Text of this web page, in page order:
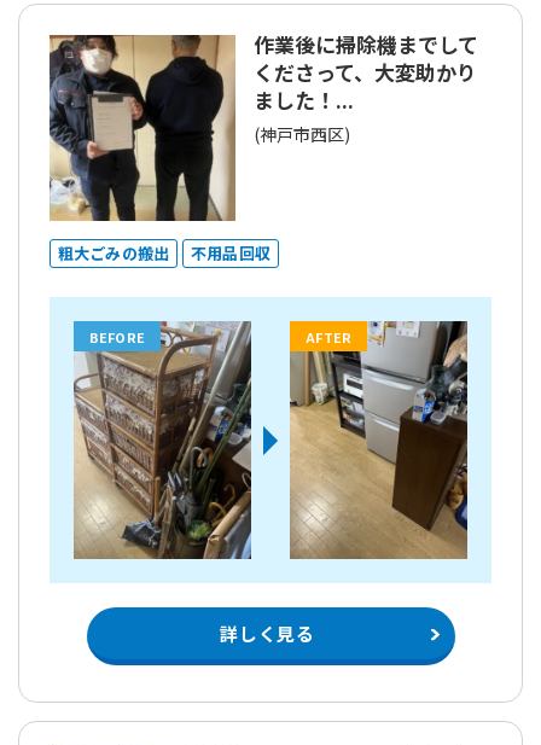
作業後に掃除機までして
くださって、大変助かり
ました！...
(神戸市西区)
粗大ごみの搬出 不用品回収
BEFORE AFTER
詳しく見る